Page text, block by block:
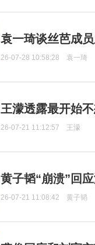
袁一琦谈丝芭成
26-07-28 10:58:28 袁一琦
王濛透露最开始
26-07-21 11:12:57 王濛
黄子韬“崩溃”回
26-07-21 11:08:42 黄子韬